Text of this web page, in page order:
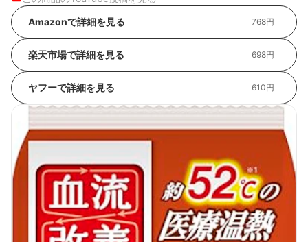
Amazonで詳細を見る 768円
楽天市場で詳細を見る 698円
ヤフーで詳細を見る 610円